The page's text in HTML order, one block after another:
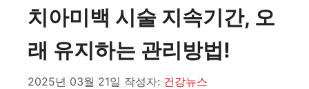
치아미백 시술 지속기간, 오
래 유지하는 관리방법!
2025년 03월 21일 작성자: 건강뉴스